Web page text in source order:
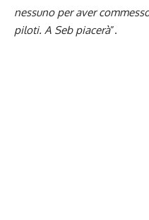
nessuno per aver
piloti. A Seb piacerà”.